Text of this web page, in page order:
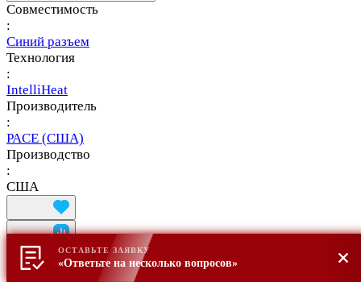
Совместимость
:
Синий разъем
Технология
:
IntelliHeat
Производитель
:
PACE (США)
Производство
:
США
ОСТАВЬТЕ ЗАЯВКУ
«Ответьте на несколько вопросов»